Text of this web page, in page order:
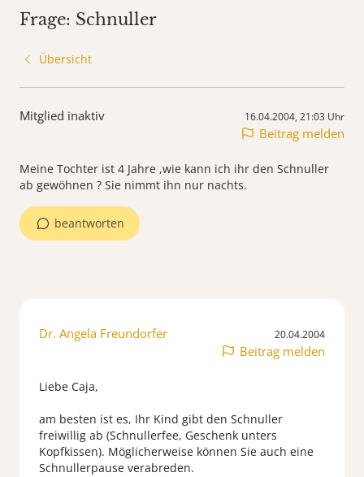
Frage: Schnuller
Übersicht
Mitglied inaktiv 16.04.2004, 21:03 Uhr
Beitrag melden
Meine Tochter ist 4 Jahre ,wie kann ich ihr den Schnuller
ab gewöhnen ? Sie nimmt ihn nur nachts.
beantworten
Dr. Angela Freundorfer 20.04.2004
Beitrag melden
Liebe Caja,
am besten ist es, Ihr Kind gibt den Schnuller
freiwillig ab (Schnullerfee, Geschenk unters
Kopfkissen). Möglicherweise können Sie auch eine
Schnullerpause verabreden.